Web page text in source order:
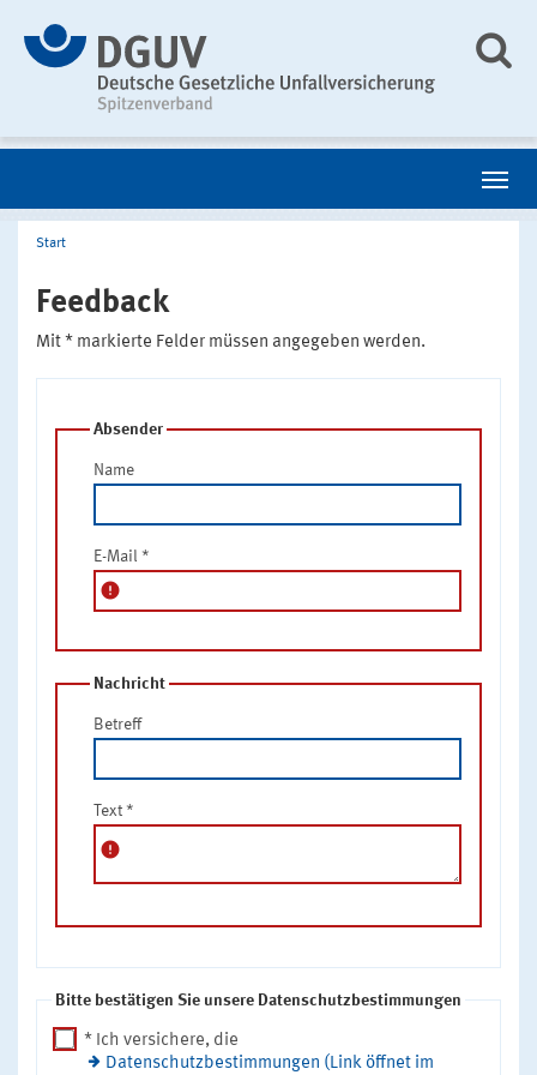
Start
Feedback
Mit * markierte Felder müssen angegeben werden.
Absender
Name
E-Mail *
error
Nachricht
Betreff
Text *
error
Bitte bestätigen Sie unsere Datenschutzbestimmungen
* Ich versichere, die
Datenschutzbestimmungen (Link öffnet im